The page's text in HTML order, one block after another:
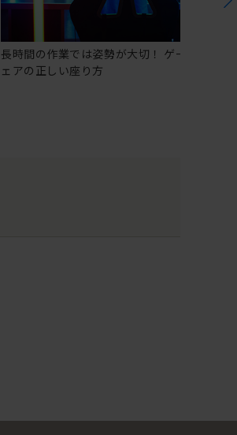
長時間の作業では姿勢が大切！ ゲーミングチ
ェアの正しい座り方